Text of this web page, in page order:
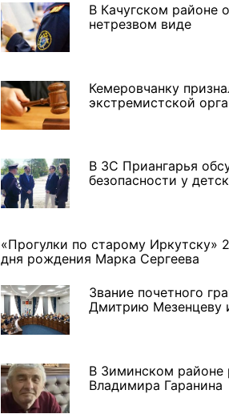
В Качугском районе
нетрезвом виде
Кемеровчанку
экстремистской
В ЗС Приангарья
безопасности у
«Прогулки по старому
дня рождения Марка Сергеева
Звание почетного
Дмитрию Мезенцеву
В Зиминском районе
Владимира Гаранина